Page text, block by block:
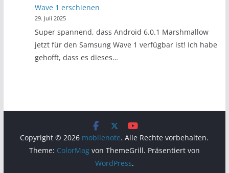
Wave 1 erschienen
29. Juli 2025
Super spannend, dass Android 6.0.1 Marshmallow
jetzt für den Samsung Wave 1 verfügbar ist! Ich habe
gehofft, dass es dieses…
Copyright © 2026 mobilenote. Alle Rechte vorbehalten.
Theme: ColorMagvon ThemeGrill. Präsentiert von
WordPress.